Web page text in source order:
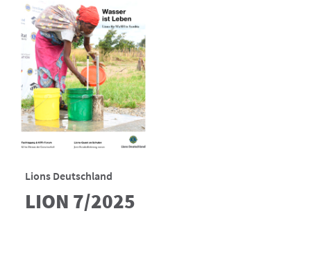
Lions Deutschland
LION 7/2025